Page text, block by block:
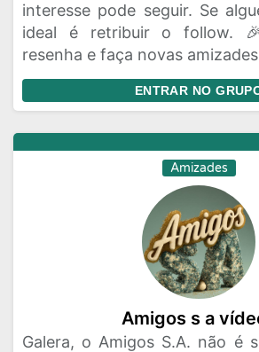
interesse pode seguir. Se
ideal é retribuir o follow.
resenha e faça novas
ENTRAR NO
Amizades
Amigos s a
Galera, o Amigos S.A. não é